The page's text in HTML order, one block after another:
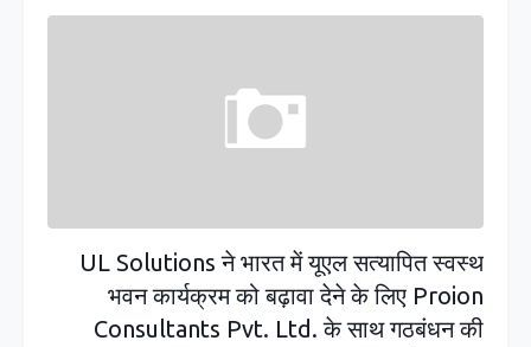
UL Solutions ने भारत में यूएल सत्यापित स्वस्थ
भवन कार्यक्रम को बढ़ावा देने के लिए Proion
Consultants Pvt. Ltd. के साथ गठबंधन की